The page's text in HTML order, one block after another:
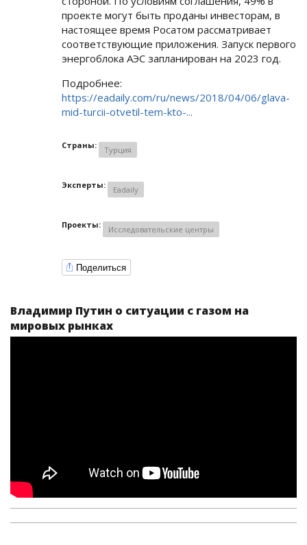
проекте могут быть проданы инвесторам, в
настоящее время Росатом рассматривает
соответствующие приложения. Запуск первого
энергоблока АЭС запланирован на 2023 год.
Подробнее:
https://eadaily.com/ru/news/2018/04/06/glava-
mid-turcii-otvetil-tem-kto-...
Страны: Турция
Эксперты: Eadaily
Проекты: Исследовательские центры
Поделиться
Владимир Путин о ситуации с газом на
мировых рынках